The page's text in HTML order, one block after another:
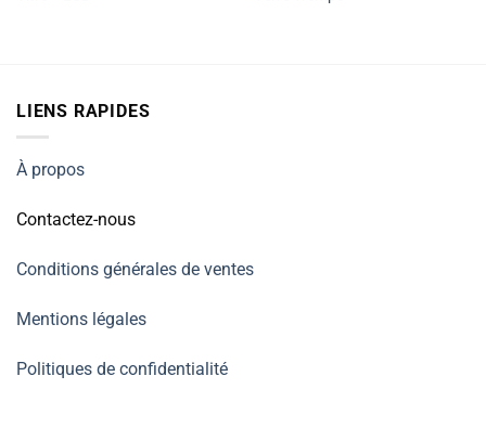
LIENS RAPIDES
À propos
Contactez-nous
Conditions générales de ventes
Mentions légales
Politiques de confidentialité